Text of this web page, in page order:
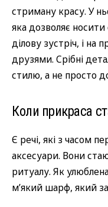
стриману красу. У
яка дозволяє
ділову зустріч, і на
друзями. Срібні
стилю, а не просто
Коли прикраса
Є речі, які з часом
аксесуари. Вони
ритуалу. Як
м’який шарф, який